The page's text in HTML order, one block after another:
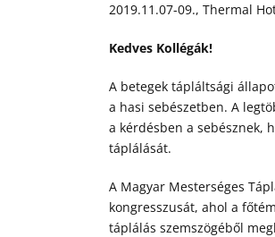
2019.11.07-09., Thermal
Kedves Kollégák!
A betegek tápláltsági
a hasi sebészetben. A
a kérdésben a sebésznek,
táplálását.
A Magyar Mesterséges
kongresszusát, ahol a
táplálás szemszögéből